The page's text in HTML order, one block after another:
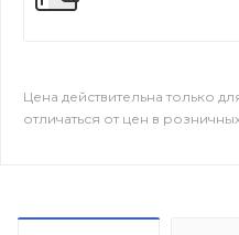
Цена действительна только
отличаться от цен в